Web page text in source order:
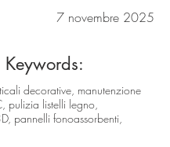
7 novembre 2025
Keywords:
decorative, manutenzione
pulizia listelli legno,
pannelli fonoassorbenti,